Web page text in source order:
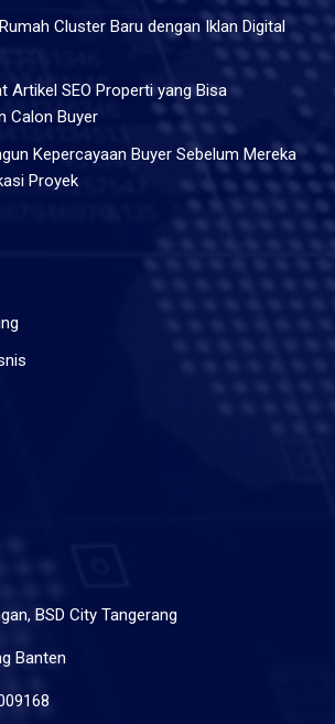
Cluster Baru dengan Iklan Digital
Artikel SEO Properti yang Bisa
Calon Buyer
Kepercayaan Buyer Sebelum Mereka
Proyek
BSD City Tangerang
Banten